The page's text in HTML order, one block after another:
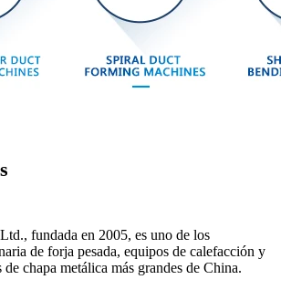
fundada en 2005, es uno de los
de forja pesada, equipos de calefacción y
chapa metálica más grandes de China.